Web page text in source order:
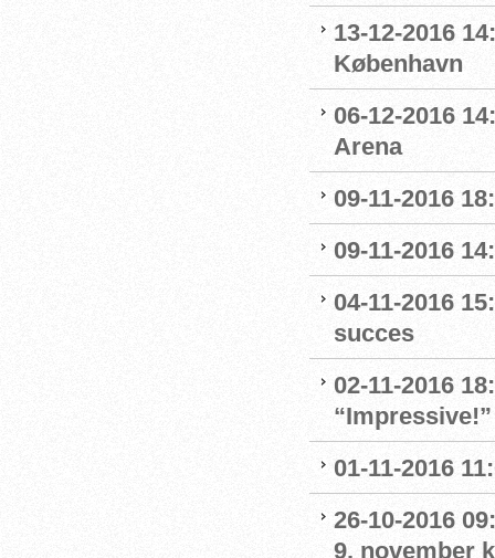
13-12-2016
København
06-12-2016
Arena
09-11-2016
09-11-2016
04-11-2016
succes
02-11-2016
“Impressive!”
01-11-2016
26-10-2016
9. november